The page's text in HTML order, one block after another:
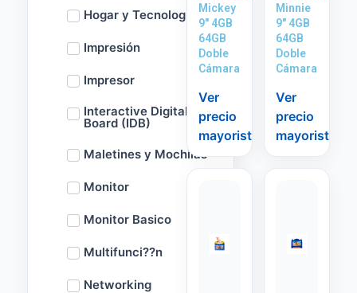
Hogar y Tecnología
Impresión
Impresor
Interactive Digital
Board (IDB)
Maletines y Mochilas
Monitor
Monitor Basico
Multifunci??n
Networking
Mickey
9″ 4GB
64GB
Doble
Cámara
Ver
precio
mayorista
Minnie
9″ 4GB
64GB
Doble
Cámara
Ver
precio
mayorista